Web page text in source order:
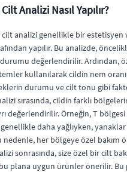
Analizi Nasıl Yapılır?
analizi genellikle bir estetisyen
yapılır. Bu analizde,
değerlendirilir. Ardından,
kullanılarak cildin nem
durumu ve cilt tonu gibi
sırasında, cildin farklı
değerlendirilir. Örneğin, T bölgesi
daha yağlıyken,
nedenle, her bölgeye özel bakım
sonrasında, size özel bir cilt
plana uygun ürünler önerilir. Bu